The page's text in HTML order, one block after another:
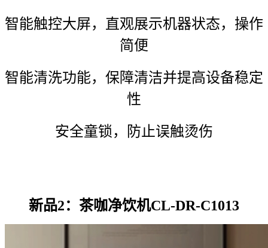
智能触控大屏，直观展示机器状态，操作
简便
智能清洗功能，保障清洁并提高设备稳定
性
安全童锁，防止误触烫伤
新品2：茶咖净饮机CL-DR-C1013